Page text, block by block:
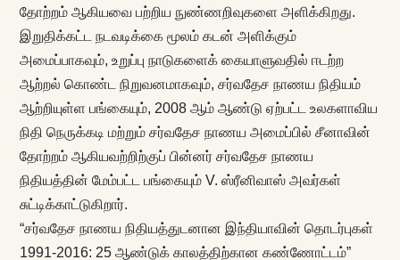
தோற்றம் ஆகியவை பற்றிய நுண்ணறிவுகளை அளிக்கிறது.
இறுதிக்கட்ட நடவடிக்கை மூலம் கடன் அளிக்கும்
அமைப்பாகவும், உறுப்பு நாடுகளைக் கையாளுவதில் ஈடற்ற
ஆற்றல் கொண்ட நிறுவனமாகவும், சர்வதேச நாணய நிதியம்
ஆற்றியுள்ள பங்கையும், 2008 ஆம் ஆண்டு ஏற்பட்ட உலகளாவிய
நிதி நெருக்கடி மற்றும் சர்வதேச நாணய அமைப்பில் சீனாவின்
தோற்றம் ஆகியவற்றிற்குப் பின்னர் சர்வதேச நாணய
நிதியத்தின் மேம்பட்ட பங்கையும் V. ஸ்ரீனிவாஸ் அவர்கள்
சுட்டிக்காட்டுகிறார்.
“சர்வதேச நாணய நிதியத்துடனான இந்தியாவின் தொடர்புகள்
1991-2016: 25 ஆண்டுக் காலத்திற்கான கண்ணோட்டம்”